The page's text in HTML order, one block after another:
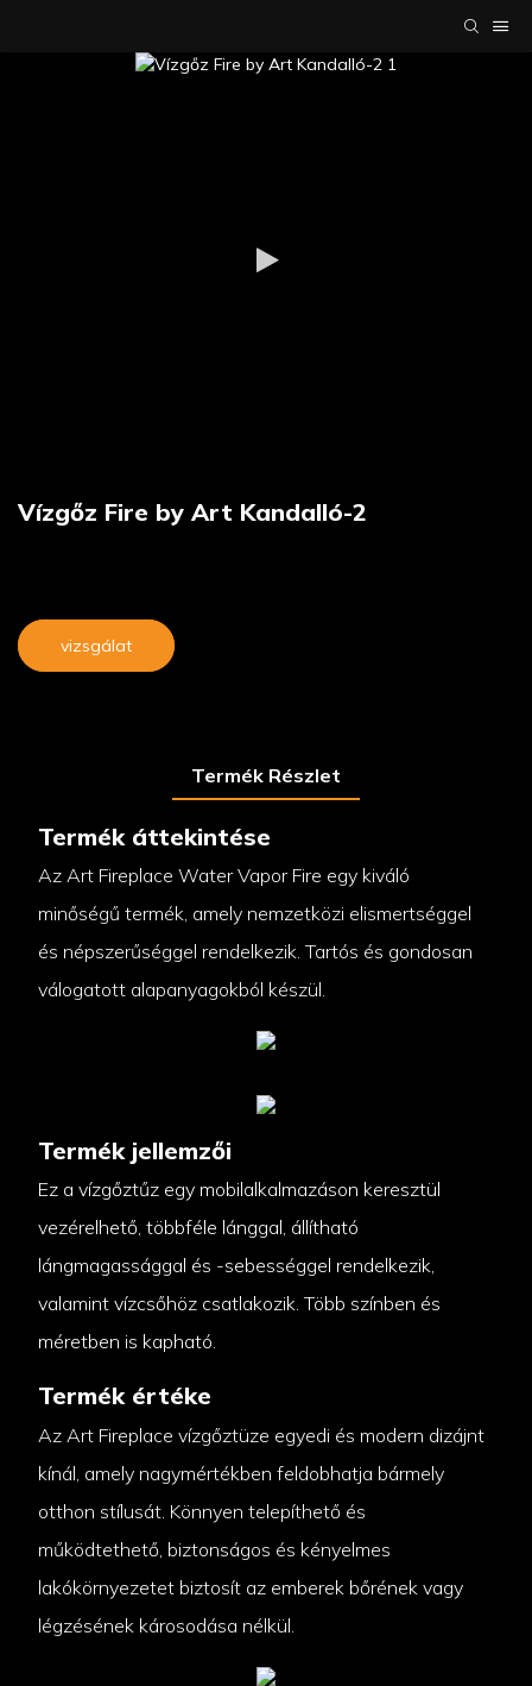
Vízgőz Fire by Art Kandalló-2
vizsgálat
Termék Részlet
Termék áttekintése
Az Art Fireplace Water Vapor Fire egy kiváló
minőségű termék, amely nemzetközi elismertséggel
és népszerűséggel rendelkezik. Tartós és gondosan
válogatott alapanyagokból készül.
Termék jellemzői
Ez a vízgőztűz egy mobilalkalmazáson keresztül
vezérelhető, többféle lánggal, állítható
lángmagassággal és -sebességgel rendelkezik,
valamint vízcsőhöz csatlakozik. Több színben és
méretben is kapható.
Termék értéke
Az Art Fireplace vízgőztüze egyedi és modern dizájnt
kínál, amely nagymértékben feldobhatja bármely
otthon stílusát. Könnyen telepíthető és
működtethető, biztonságos és kényelmes
lakókörnyezetet biztosít az emberek bőrének vagy
légzésének károsodása nélkül.